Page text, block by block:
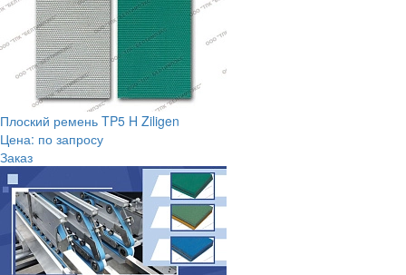
Плоский ремень TP5 H Ziligen
Цена: по запросу
Заказ